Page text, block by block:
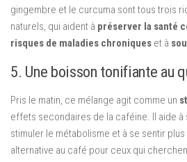
gingembre et le curcuma sont tous trois
naturels, qui aident à préserver la santé
risques de maladies chroniques et à
5. Une boisson tonifiante au
Pris le matin, ce mélange agit comme un
effets secondaires de la caféine. Il aide à
stimuler le métabolisme et à se sentir
alternative au café pour ceux qui